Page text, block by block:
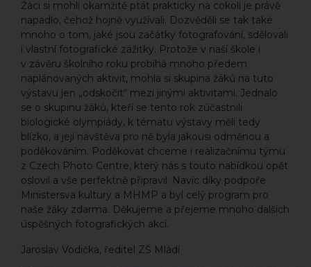
Žáci si mohli okamžitě ptát prakticky na cokoli je právě
napadlo, čehož hojně využívali. Dozvěděli se tak také
mnoho o tom, jaké jsou začátky fotografování, sdělovali
i vlastní fotografické zážitky. Protože v naší škole i
v závěru školního roku probíhá mnoho předem
naplánovaných aktivit, mohla si skupina žáků na tuto
výstavu jen „odskočit“ mezi jinými aktivitami. Jednalo
se o skupinu žáků, kteří se tento rok zúčastnili
biologické olympiády, k tématu výstavy měli tedy
blízko, a její návštěva pro ně byla jakousi odměnou a
poděkováním. Poděkovat chceme i realizačnímu týmu
z Czech Photo Centre, který nás s touto nabídkou opět
oslovil a vše perfektně připravil. Navíc díky podpoře
Ministersva kultury a MHMP a byl celý program pro
naše žáky zdarma. Děkujeme a přejeme mnoho dalších
úspěšných fotografických akcí.
Jaroslav Vodička, ředitel ZŠ Mládí